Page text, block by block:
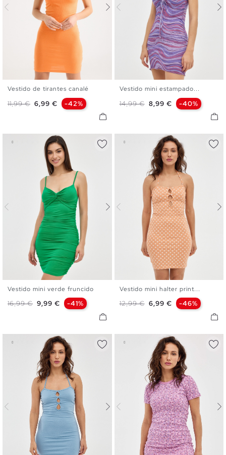
Vestido de tirantes canalé
Precio base
11,99 € Precio
6,99 € -42%
M
Vestido mini estampado...
Precio base
14,99 € Precio
8,99 € -40%
XS S M L
Vestido mini verde fruncido
Precio base
16,99 € Precio
9,99 € -41%
XS S M L
Vestido mini halter print...
Precio base
12,99 € Precio
6,99 € -46%